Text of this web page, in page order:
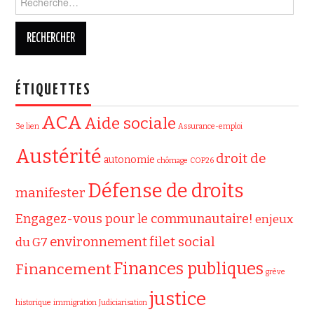
ÉTIQUETTES
3e lien ACAAide sociale Assurance-emploi
Austérité autonomie chômage COP26 droit de
manifester Défense de droits
Engagez-vous pour le communautaire! enjeux
du G7 environnementfilet social
FinancementFinances publiques grève
historique immigration Judiciarisation justice